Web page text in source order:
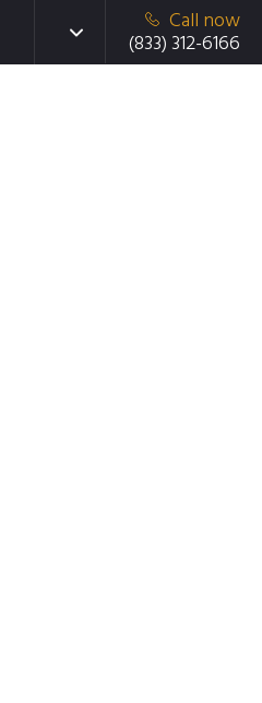
Call now
(833) 312-6166